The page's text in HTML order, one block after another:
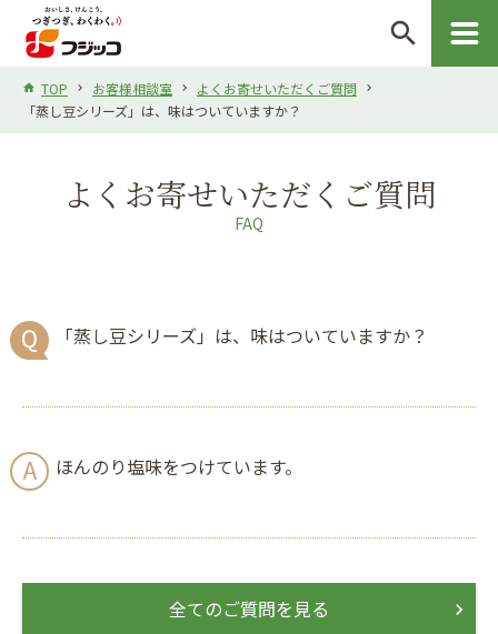
search
TOP お客様相談室
よくお寄せいただくご質問
「蒸し豆シリーズ」は、味はついていますか？
よくお寄せいただくご質問
FAQ
「蒸し豆シリーズ」は、味はついていますか？
ほんのり塩味をつけています。
全てのご質問を見る